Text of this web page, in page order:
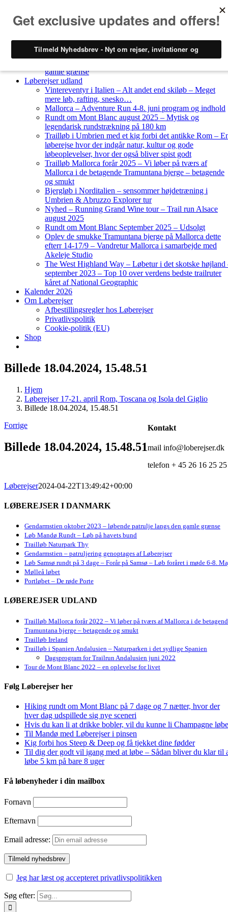
Løberejser Danmark
gamle grænse
Løberejser udland
Vintereventyr i Italien – Alt andet end skiløb – Meget
mere løb, rafting, snesko…
Mallorca – Adventure Run 4-8. juni program og indhold
Rundt om Mont Blanc august 2025 – Mytisk og
legendarisk rundstrækning på 180 km
Trailløb i Umbrien med et kig forbi det antikke Rom –
løberejse hvor der indgår natur, kultur og gode
løbeoplevelser, hvor der også bliver spist godt
Trailløb Mallorca forår 2025 – Vi løber på tværs af
Mallorca i de betagende Tramuntana bjerge – betagende
og smukt
Bjergløb i Norditalien – sensommer højdetræning i
Umbrien & Abruzzo Explorer tur
Nyhed – Running Grand Wine tour – Trail run Alsace
august 2025
Rundt om Mont Blanc September 2025 – Udsolgt
Oplev de smukke Tramuntana bjerge på Mallorca dette
efterr 14-17/9 – Vandretur Mallorca i samarbejde med
Akeleje Studio
The West Highland Way – Løbetur i det skotske højland
september 2023 – Top 10 over verdens bedste trailruter
kåret af National Geographic
Kalender 2026
Om Løberejser
Afbestillingsregler hos Løberejser
Privatlivspolitik
Cookie-politik (EU)
Shop
Billede 18.04.2024, 15.48.51
Hjem
Løberejser 17-21. april Rom, Toscana og Isola del Giglio
Billede 18.04.2024, 15.48.51
Forrige
Billede 18.04.2024, 15.48.51
Løberejser2024-04-22T13:49:42+00:00
LØBEREJSER I DANMARK
Gendarmstien oktober 2023 – løbende patrulje langs den gamle grænse
Løb Mandø Rundt – Løb på havets bund
Trailløb Naturpark Thy
Gendarmstien – patruljering genoptages af Løberejser
Løb Samsø rundt på 3 dage – Forår på Samsø – Løb foråret i møde 6-8.
Mølleå løbet
Portløbet – De røde Porte
LØBEREJSER UDLAND
Trailløb Mallorca forår 2022 – Vi løber på tværs af Mallorca i de
Tramuntana bjerge – betagende og smukt
Trailløb Ireland
Trailløb i Spanien Andalusien – Naturparken i det sydlige Spanien
Dagsprogram for Trailrun Andalusien juni 2022
Tour de Mont Blanc 2022 – en oplevelse for livet
Følg Løberejser her
Hiking rundt om Mont Blanc på 7 dage og 7 nætter, hvor der
hver dag udspillede sig nye sceneri
Hvis du kan li at drikke bobler, vil du kunne li Champagne
Til Mandø med Løberejser i pinsen
Kig forbi hos Steep & Deep og få tjekket dine fødder
Til dig der godt vil igang med at løbe – Sådan bliver du klar til
løbe 5 km på bare 8 uger
Få løbenyheder i din mailbox
Fornavn
Efternavn
Email adresse:
Jeg har læst og accepteret privatlivspolitikken
Søg efter:
Kontakt
mail info@loberejser.dk
telefon + 45 26 16 25 25